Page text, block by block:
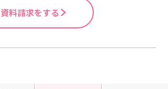
資料請求をする